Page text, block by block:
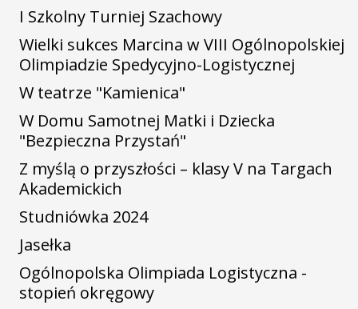
I Szkolny Turniej Szachowy
Wielki sukces Marcina w VIII Ogólnopolskiej
Olimpiadzie Spedycyjno-Logistycznej
W teatrze "Kamienica"
W Domu Samotnej Matki i Dziecka
"Bezpieczna Przystań"
Z myślą o przyszłości – klasy V na Targach
Akademickich
Studniówka 2024
Jasełka
Ogólnopolska Olimpiada Logistyczna -
stopień okręgowy